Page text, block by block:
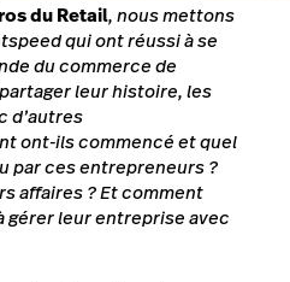
du Retail, nous mettons
qui ont réussi à se
du commerce de
leur histoire, les
d’autres
ont-ils commencé et quel
par ces entrepreneurs ?
affaires ? Et comment
gérer leur entreprise avec